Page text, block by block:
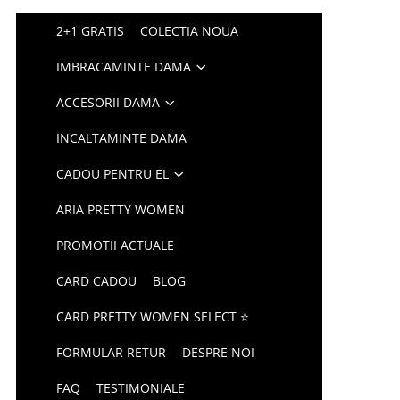
2+1 GRATIS COLECTIA NOUA
IMBRACAMINTE DAMA
ACCESORII DAMA
INCALTAMINTE DAMA
CADOU PENTRU EL
ARIA PRETTY WOMEN
PROMOTII ACTUALE
CARD CADOU BLOG
CARD PRETTY WOMEN SELECT ⭐
FORMULAR RETUR DESPRE NOI
FAQ TESTIMONIALE